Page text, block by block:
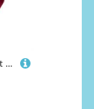
KUKUShining Genshin Impact Kuscheltier, 20cm Anime Ankleidepuppe Mit Kleidung Süßes Weiches Plüschtier Als Geschenk for Gamer-Fans(Wriothesley)